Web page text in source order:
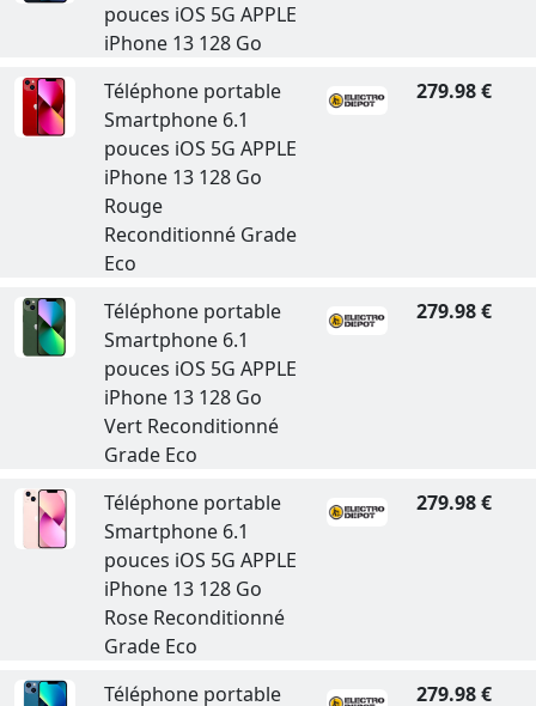
pouces iOS 5G APPLE
iPhone 13 128 Go
Téléphone portable
Smartphone 6.1
pouces iOS 5G APPLE
iPhone 13 128 Go
Rouge
Reconditionné Grade
Eco
279.98 €
Téléphone portable
Smartphone 6.1
pouces iOS 5G APPLE
iPhone 13 128 Go
Vert Reconditionné
Grade Eco
279.98 €
Téléphone portable
Smartphone 6.1
pouces iOS 5G APPLE
iPhone 13 128 Go
Rose Reconditionné
Grade Eco
279.98 €
Téléphone portable
279.98 €